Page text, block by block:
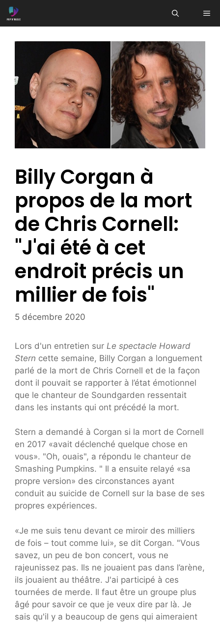
Aller
au
Billy Corgan à
propos de la mort
de Chris Cornell:
"J'ai été à cet
endroit précis un
millier de fois"
5 décembre 2020
Lors d'un entretien sur Le spectacle Howard
Stern cette semaine, Billy Corgan a longuement
parlé de la mort de Chris Cornell et de la façon
dont il pouvait se rapporter à l’état émotionnel
que le chanteur de Soundgarden ressentait
dans les instants qui ont précédé la mort.
Stern a demandé à Corgan si la mort de Cornell
en 2017 «avait déclenché quelque chose en
vous». "Oh, ouais", a répondu le chanteur de
Smashing Pumpkins. " Il a ensuite relayé «sa
propre version» des circonstances ayant
conduit au suicide de Cornell sur la base de ses
propres expériences.
«Je me suis tenu devant ce miroir des milliers
de fois – tout comme lui», se dit Corgan. "Vous
savez, un peu de bon concert, vous ne
rajeunissez pas. Ils ne jouaient pas dans l’arène,
ils jouaient au théâtre. J'ai participé à ces
tournées de merde. Il faut être un groupe plus
âgé pour savoir ce que je veux dire par là. Je
sais qu'il y a beaucoup de gens qui aimeraient